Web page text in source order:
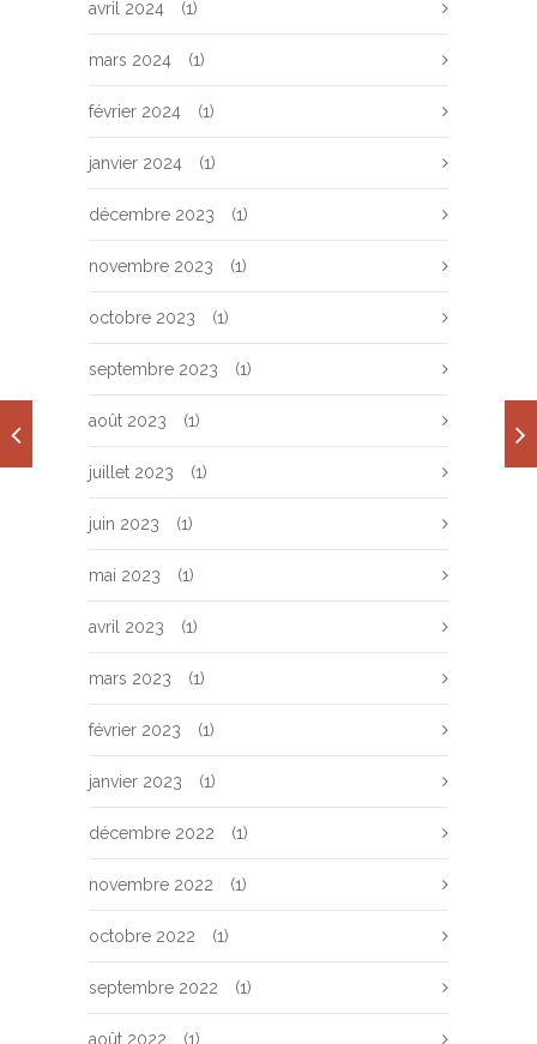
avril 2024 (1)
mars 2024 (1)
février 2024 (1)
janvier 2024 (1)
décembre 2023 (1)
novembre 2023 (1)
octobre 2023 (1)
septembre 2023 (1)
août 2023 (1)
juillet 2023 (1)
juin 2023 (1)
mai 2023 (1)
avril 2023 (1)
mars 2023 (1)
février 2023 (1)
janvier 2023 (1)
décembre 2022 (1)
novembre 2022 (1)
octobre 2022 (1)
septembre 2022 (1)
août 2022 (1)